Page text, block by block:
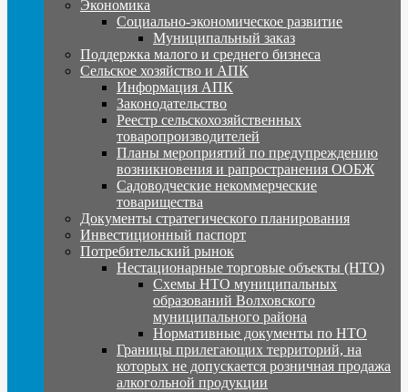
Экономика
Социально-экономическое развитие
Муниципальный заказ
Поддержка малого и среднего бизнеса
Сельское хозяйство и АПК
Информация АПК
Законодательство
Реестр сельскохозяйственных
товаропроизводителей
Планы мероприятий по предупреждению
возникновения и рапространения ООБЖ
Садоводческие некоммерческие
товарищества
Документы стратегического планирования
Инвестиционный паспорт
Потребительский рынок
Нестационарные торговые объекты (НТО)
Схемы НТО муниципальных
образований Волховского
муниципального района
Нормативные документы по НТО
Границы прилегающих территорий, на
которых не допускается розничная продажа
алкогольной продукции